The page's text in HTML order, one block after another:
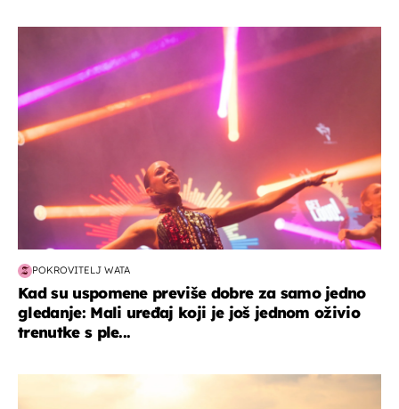
POKROVITELJ WATA
Kad su uspomene previše dobre za samo jedno
gledanje: Mali uređaj koji je još jednom oživio
trenutke s ple...